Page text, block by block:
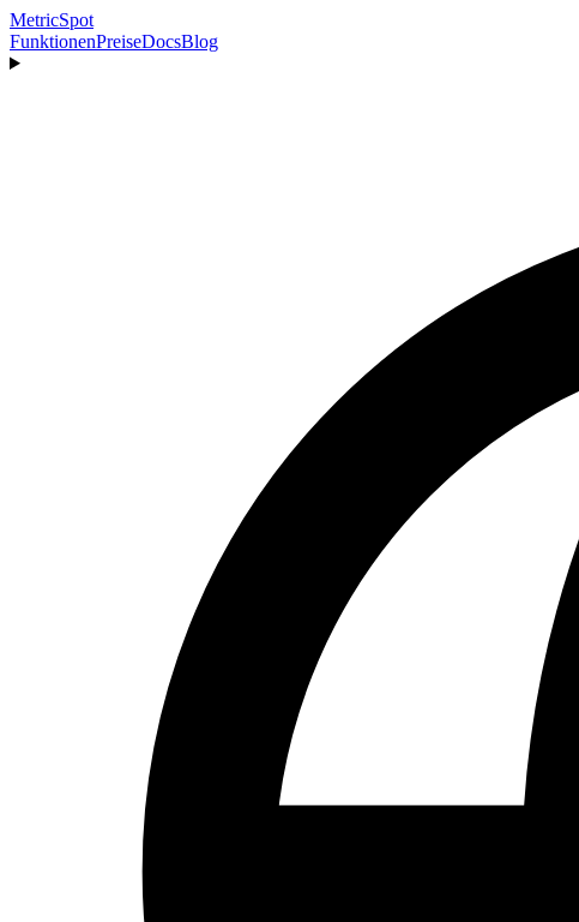
MetricSpot
FunktionenPreiseDocsBlog